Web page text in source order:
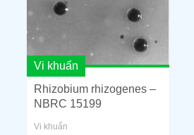
Vi khuẩn
Rhizobium rhizogenes –
NBRC 15199
Vi khuẩn